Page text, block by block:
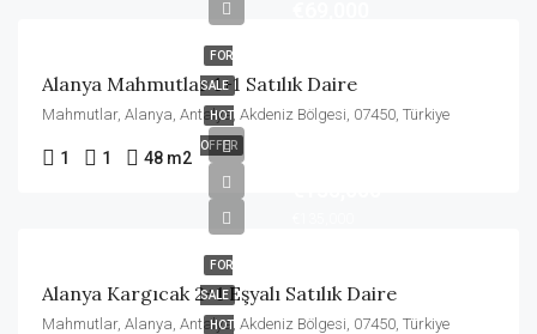
FOR
SALE
HOT
OFFER
Alanya Mahmutlar 1+1 Satılık Daire
Mahmutlar, Alanya, Antalya, Akdeniz Bölgesi, 07450, Türkiye
1 1 48 m2
FOR
SALE
HOT
Alanya Kargıcak 2+1 Eşyalı Satılık Daire
Mahmutlar, Alanya, Antalya, Akdeniz Bölgesi, 07450, Türkiye